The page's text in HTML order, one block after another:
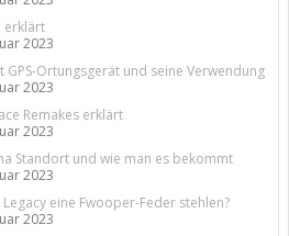
erklärt
2023
GPS-Ortungsgerät und seine Verwendung
2023
Remakes erklärt
2023
Standort und wie man es bekommt
2023
eine Fwooper-Feder stehlen?
2023